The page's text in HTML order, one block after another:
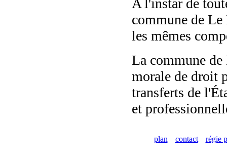
A l'instar de
commune de
les mêmes
La commune
morale de droit
transferts de
et
plan contact régie